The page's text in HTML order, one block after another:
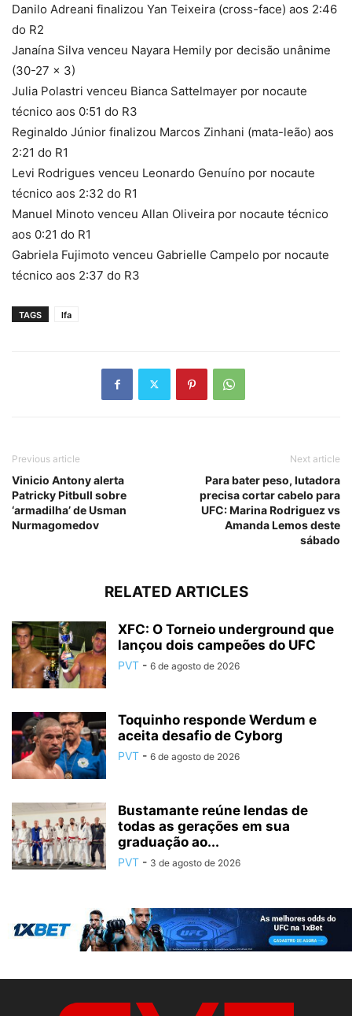
Danilo Adreani finalizou Yan Teixeira (cross-face) aos 2:46
do R2
Janaína Silva venceu Nayara Hemily por decisão unânime
(30-27 x 3)
Julia Polastri venceu Bianca Sattelmayer por nocaute
técnico aos 0:51 do R3
Reginaldo Júnior finalizou Marcos Zinhani (mata-leão) aos
2:21 do R1
Levi Rodrigues venceu Leonardo Genuíno por nocaute
técnico aos 2:32 do R1
Manuel Minoto venceu Allan Oliveira por nocaute técnico
aos 0:21 do R1
Gabriela Fujimoto venceu Gabrielle Campelo por nocaute
técnico aos 2:37 do R3
TAGS lfa
Previous article
Vinicio Antony alerta
Patricky Pitbull sobre
‘armadilha’ de Usman
Nurmagomedov
Next article
Para bater peso, lutadora
precisa cortar cabelo para
UFC: Marina Rodriguez vs
Amanda Lemos deste
sábado
RELATED ARTICLES
XFC: O Torneio underground que
lançou dois campeões do UFC
PVT - 6 de agosto de 2026
Toquinho responde Werdum e
aceita desafio de Cyborg
PVT - 6 de agosto de 2026
Bustamante reúne lendas de
todas as gerações em sua
graduação ao...
PVT - 3 de agosto de 2026